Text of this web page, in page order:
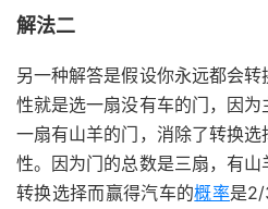
解法二
另一种解答是假设你永远都会
性就是选一扇没有车的门，因
一扇有山羊的门，消除了转换
性。因为门的总数是三扇，有
转换选择而赢得汽车的概率是2/